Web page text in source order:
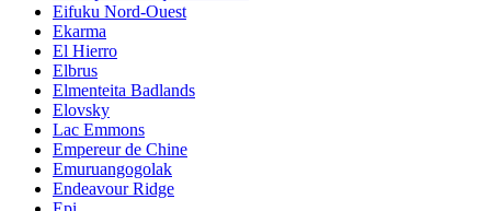
Eifuku Nord-Ouest
Ekarma
El Hierro
Elbrus
Elmenteita Badlands
Elovsky
Lac Emmons
Empereur de Chine
Emuruangogolak
Endeavour Ridge